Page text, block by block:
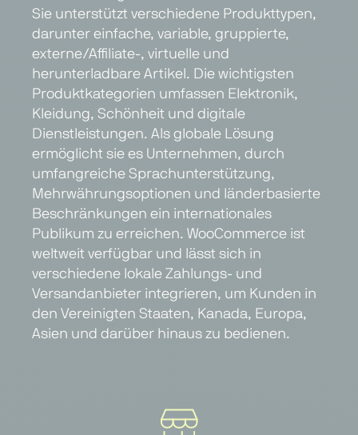
Sie unterstützt verschiedene Produkttypen,
darunter einfache, variable, gruppierte,
externe/Affiliate-, virtuelle und
herunterladbare Artikel. Die wichtigsten
Produktkategorien umfassen Elektronik,
Kleidung, Schönheit und digitale
Dienstleistungen. Als globale Lösung
ermöglicht sie es Unternehmen, durch
umfangreiche Sprachunterstützung,
Mehrwährungsoptionen und länderbasierte
Beschränkungen ein internationales
Publikum zu erreichen. WooCommerce ist
weltweit verfügbar und lässt sich in
verschiedene lokale Zahlungs- und
Versandanbieter integrieren, um Kunden in
den Vereinigten Staaten, Kanada, Europa,
Asien und darüber hinaus zu bedienen.